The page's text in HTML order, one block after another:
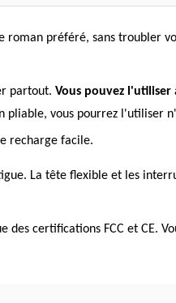
roman préféré, sans troubler
partout. Vous pouvez
pliable, vous pourrez l'utiliser
recharge facile.
La tête flexible et les
certifications FCC et CE.